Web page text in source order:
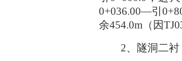
0+036.00—引
余454.0m（因
2、隧洞二衬